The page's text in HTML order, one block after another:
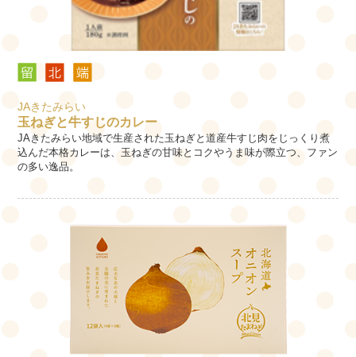
JAきたみらい
玉ねぎと牛すじのカレー
JAきたみらい地域で生産された玉ねぎと道産牛すじ肉をじっくり煮
込んだ本格カレーは、玉ねぎの甘味とコクやうま味が際立つ、ファン
の多い逸品。